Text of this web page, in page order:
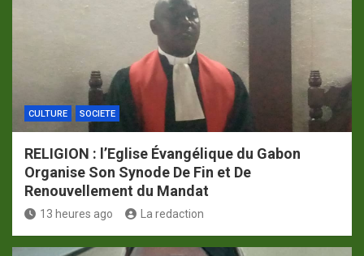
CULTURE SOCIETE
RELIGION : l’Eglise Évangélique du Gabon
Organise Son Synode De Fin et De
Renouvellement du Mandat
13 heures ago La redaction